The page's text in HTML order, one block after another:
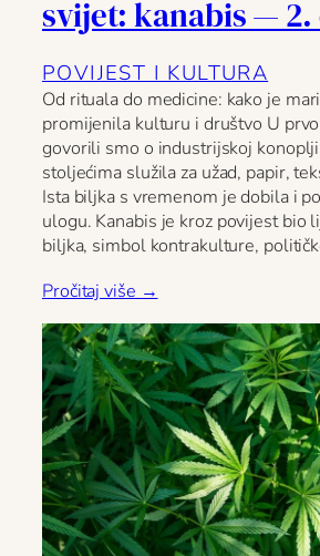
svijet: kanabis — 2.
POVIJEST I KULTURA
Od rituala do medicine: kako je
promijenila kulturu i društvo U
govorili smo o industrijskoj
stoljećima služila za užad, papir,
Ista biljka s vremenom je dobila i
ulogu. Kanabis je kroz povijest bio
biljka, simbol kontrakulture,
Pročitaj više →